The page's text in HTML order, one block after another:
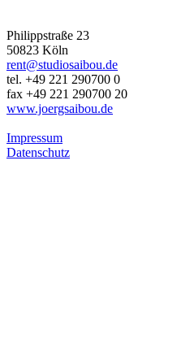
Philippstraße 23
50823 Köln
rent@studiosaibou.de
tel. +49 221 290700 0
fax +49 221 290700 20
www.joergsaibou.de
Impressum
Datenschutz